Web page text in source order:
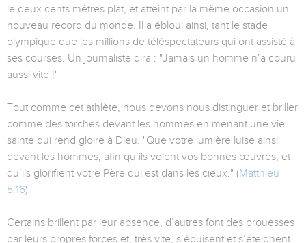
le deux cents mètres plat, et atteint par la même occasion un
nouveau record du monde. Il a ébloui ainsi, tant le stade
olympique que les millions de téléspectateurs qui ont assisté à
ses courses. Un journaliste dira : "Jamais un homme n’a couru
aussi vite !"
Tout comme cet athlète, nous devons nous distinguer et briller
comme des torches devant les hommes en menant une vie
sainte qui rend gloire à Dieu. "Que votre lumière luise ainsi
devant les hommes, afin qu’ils voient vos bonnes œuvres, et
qu’ils glorifient votre Père qui est dans les cieux." (Matthieu
5.16)
Certains brillent par leur absence, d’autres font des prouesses
par leurs propres forces et, très vite, s’épuisent et s’éteignent